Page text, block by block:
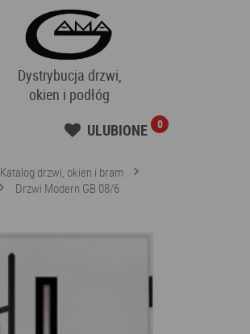
Dystrybucja drzwi,
okien i podłóg
ULUBIONE 0
Katalog drzwi, okien i bram
Drzwi Modern GB 08/6